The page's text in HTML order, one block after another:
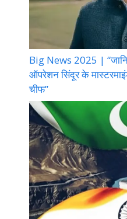
Big News 2025 |
ऑपरेशन सिंदूर के
चीफ”